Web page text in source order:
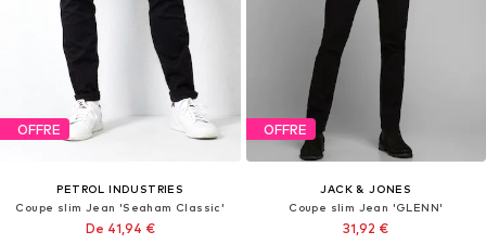
OFFRE
PETROL INDUSTRIES
Coupe slim Jean 'Seaham Classic'
De 41,94 €
OFFRE
JACK & JONES
Coupe slim Jean 'GLENN'
31,92 €